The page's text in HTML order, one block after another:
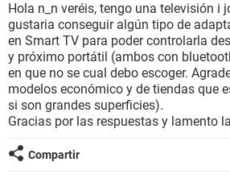
Hola n_n veréis, tengo una televisión i
gustaria conseguir algún tipo de
en Smart TV para poder controlarla
y próximo portátil (ambos con
en que no se cual debo escoger.
modelos económico y de tiendas que
si son grandes superficies).
Gracias por las respuestas y lamento
Compartir